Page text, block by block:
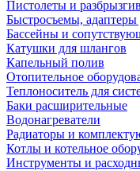
Пистолеты и
Быстросъемы, адаптеры
Бассейны и
Катушки для шлангов
Капельный полив
Отопительное
Теплоноситель для
Баки расширительные
Водонагреватели
Радиаторы и
Котлы и котельное
Инструменты и